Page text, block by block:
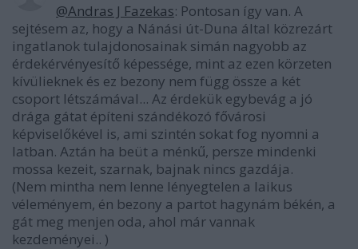
@Andras J Fazekas: Pontosan így van. A
sejtésem az, hogy a Nánási út-Duna által közrezárt
ingatlanok tulajdonosainak simán nagyobb az
érdekérvényesítő képessége, mint az ezen körzeten
kívülieknek és ez bezony nem függ össze a két
csoport létszámával... Az érdekük egybevág a jó
drága gátat építeni szándékozó fővárosi
képviselőkével is, ami szintén sokat fog nyomni a
latban. Aztán ha beüt a ménkű, persze mindenki
mossa kezeit, szarnak, bajnak nincs gazdája.
(Nem mintha nem lenne lényegtelen a laikus
véleményem, én bezony a partot hagynám békén, a
gát meg menjen oda, ahol már vannak
kezdeményei.. )